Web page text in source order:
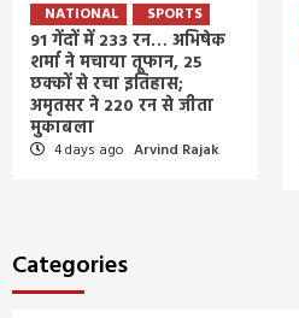
NATIONAL
SPORTS
91 गेंदों में 233 रन… अभिषेक
शर्मा ने मचाया तूफान, 25
छक्कों से रचा इतिहास;
अमृतसर ने 220 रन से जीता
मुकाबला
4 days ago Arvind Rajak
Categories